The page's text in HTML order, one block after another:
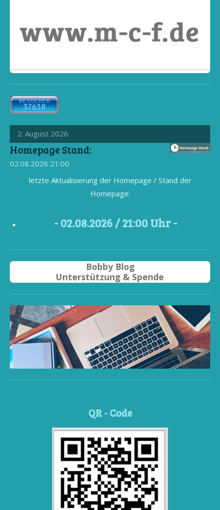
2. August 2026
Homepage Stand:
02.08.2026 21:00
letzte Aktualisierung der Homepage / Stand der
Homepage:
- 02.08.2026 / 21:00 Uhr -
Bobby Blog
Unterstützung & Spende
QR - Code